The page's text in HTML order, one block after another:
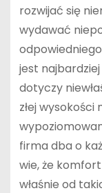
rozwijać się
wydawać
jest
dotyczy
złej wysokości
firma dba o
wie, że
właśnie od